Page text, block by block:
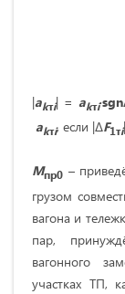
|akтi| = akтi∙sgn
akтi, если |∆F1тi
Mпр0 –
грузом
вагона и
пар,
вагонного
участках ТП,